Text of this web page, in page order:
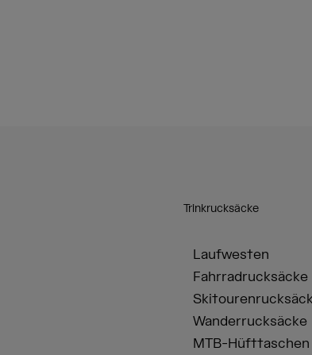
Trinkrucksäcke
Laufwesten
Fahrradrucksäcke
Wanderrucksäcke
MTB-Hüfttaschen